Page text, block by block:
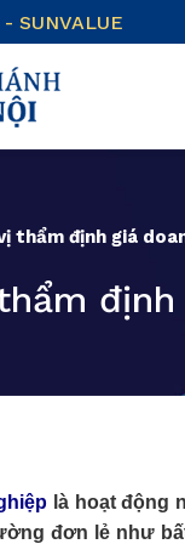
SUNVALUE
thẩm định giá
là hoạt động
đơn lẻ như